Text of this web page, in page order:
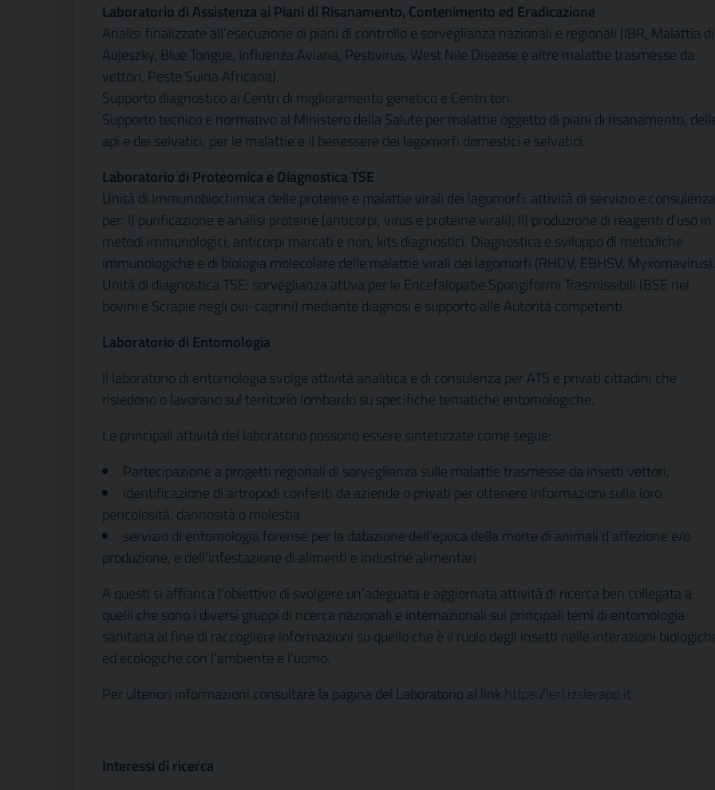
Laboratorio di Assistenza ai Piani di Risanamento, Contenimento ed Eradicazione
Analisi finalizzate all’esecuzione di piani di controllo e sorveglianza nazionali e regionali (IBR, Malattia di
Aujeszky, Blue Tongue, Influenza Aviaria, Pestivirus, West Nile Disease e altre malattie trasmesse da
vettori, Peste Suina Africana).
Supporto diagnostico ai Centri di miglioramento genetico e Centri tori.
Supporto tecnico e normativo al Ministero della Salute per malattie oggetto di piani di risanamento,
api e dei selvatici; per le malattie e il benessere dei lagomorfi domestici e selvatici.
Laboratorio di Proteomica e Diagnostica TSE
Unità di Immunobiochimica delle proteine e malattie virali dei lagomorfi: attività di servizio e consulenza
per: I) purificazione e analisi proteine (anticorpi, virus e proteine virali); II) produzione di reagenti d’uso in
metodi immunologici, anticorpi marcati e non, kits diagnostici. Diagnostica e sviluppo di metodiche
immunologiche e di biologia molecolare delle malattie virali dei lagomorfi (RHDV, EBHSV, Myxomavirus).
Unità di diagnostica TSE: sorveglianza attiva per le Encefalopatie Spongiformi Trasmissibili (BSE nei
bovini e Scrapie negli ovi-caprini) mediante diagnosi e supporto alle Autorità competenti.
Laboratorio di Entomologia
Il laboratorio di entomologia svolge attività analitica e di consulenza per ATS e privati cittadini che
risiedono o lavorano sul territorio lombardo su specifiche tematiche entomologiche.
Le principali attività del laboratorio possono essere sintetizzate come segue:
Partecipazione a progetti regionali di sorveglianza sulle malattie trasmesse da insetti vettori;
identificazione di artropodi conferiti da aziende o privati per ottenere informazioni sulla loro
pericolosità, dannosità o molestia
servizio di entomologia forense per la datazione dell’epoca della morte di animali d’affezione e/o
produzione, e dell’infestazione di alimenti e industrie alimentari
A questi si affianca l’obiettivo di svolgere un’adeguata e aggiornata attività di ricerca ben collegata a
quelli che sono i diversi gruppi di ricerca nazionali e internazionali sui principali temi di entomologia
sanitaria al fine di raccogliere informazioni su quello che è il ruolo degli insetti nelle interazioni
ed ecologiche con l’ambiente e l’uomo.
Per ulteriori informazioni consultare la pagina del Laboratorio al link https://lerl.izslerapp.it
Interessi di ricerca